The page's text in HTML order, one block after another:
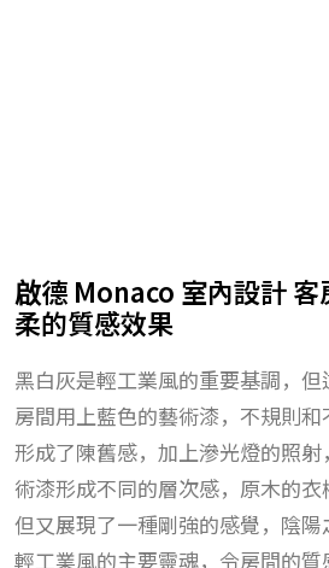
啟德 Monaco 室內設計
柔的質感效果
黑白灰是輕工業風的重要基調，但
房間用上藍色的藝術漆，不規則
形成了陳舊感，加上滲光燈的照
術漆形成不同的層次感，原木的衣
但又展現了一種剛強的感覺，陰
輕工業風的主要靈魂，令房間的